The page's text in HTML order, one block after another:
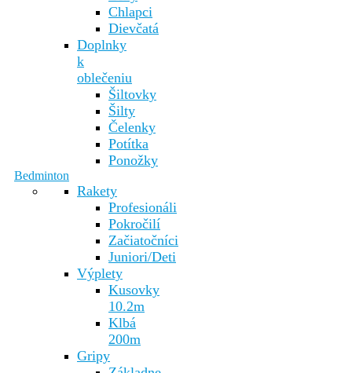
Chlapci
Dievčatá
Doplnky
k
oblečeniu
Šiltovky
Šilty
Čelenky
Potítka
Ponožky
Bedminton
Rakety
Profesionáli
Pokročilí
Začiatočníci
Juniori/Deti
Výplety
Kusovky
10.2m
Klbá
200m
Gripy